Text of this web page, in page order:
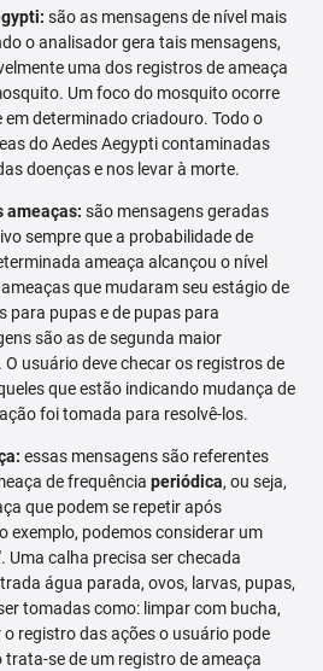
são as mensagens de nível mais
o analisador gera tais mensagens,
uma dos registros de ameaça
Um foco do mosquito ocorre
determinado criadouro. Todo o
do Aedes Aegypti contaminadas
doenças e nos levar à morte.
ameaças: são mensagens geradas
sempre que a probabilidade de
ameaça alcançou o nível
que mudaram seu estágio de
para pupas e de pupas para
são as de segunda maior
usuário deve checar os registros de
que estão indicando mudança de
foi tomada para resolvê-los.
essas mensagens são referentes
de frequência periódica, ou seja,
que podem se repetir após
exemplo, podemos considerar um
Uma calha precisa ser checada
água parada, ovos, larvas, pupas,
tomadas como: limpar com bucha,
registro das ações o usuário pode
trata-se de um registro de ameaça